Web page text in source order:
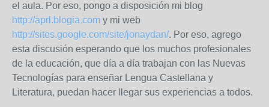
el aula. Por eso, pongo a disposición mi blog
http://aprl.blogia.com y mi web
http://sites.google.com/site/jonaydan/. Por eso, agrego
esta discusión esperando que los muchos profesionales
de la educación, que día a día trabajan con las Nuevas
Tecnologías para enseñar Lengua Castellana y
Literatura, puedan hacer llegar sus experiencias a todos.